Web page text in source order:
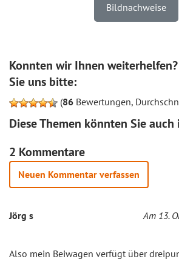
Bildnachweise
Konnten wir Ihnen
Sie uns bitte:
(86 Bewertungen,
Diese Themen könnten Sie
2 Kommentare
Neuen Kommentar verfassen
Jörg s Am 13.
Also mein Beiwagen verfügt über